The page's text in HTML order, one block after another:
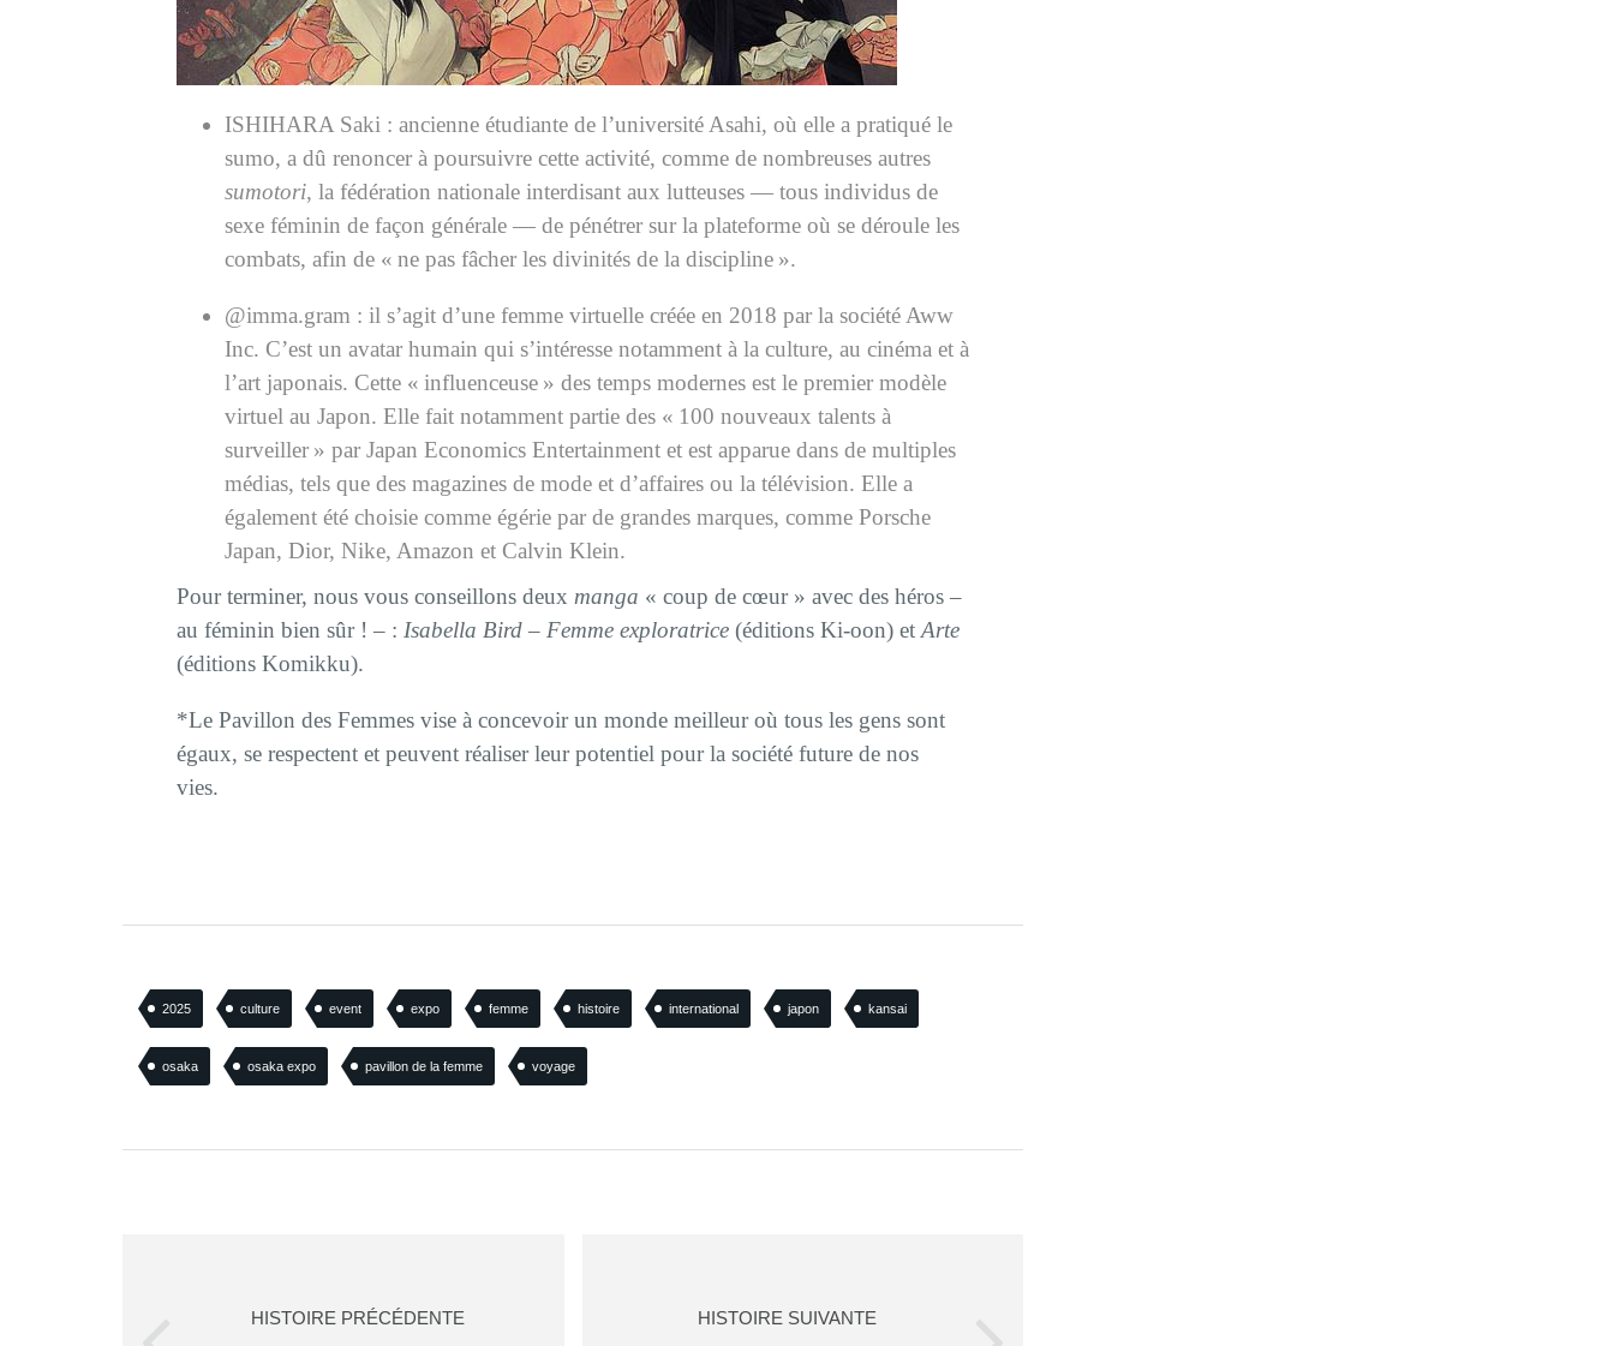
ISHIHARA Saki : ancienne étudiante de l’université Asahi, où elle a pratiqué le
sumo, a dû renoncer à poursuivre cette activité, comme de nombreuses autres
sumotori, la fédération nationale interdisant aux lutteuses — tous individus de
sexe féminin de façon générale — de pénétrer sur la plateforme où se déroule les
combats, afin de « ne pas fâcher les divinités de la discipline ».
@imma.gram : il s’agit d’une femme virtuelle créée en 2018 par la société Aww
Inc. C’est un avatar humain qui s’intéresse notamment à la culture, au cinéma et à
l’art japonais. Cette « influenceuse » des temps modernes est le premier modèle
virtuel au Japon. Elle fait notamment partie des « 100 nouveaux talents à
surveiller » par Japan Economics Entertainment et est apparue dans de multiples
médias, tels que des magazines de mode et d’affaires ou la télévision. Elle a
également été choisie comme égérie par de grandes marques, comme Porsche
Japan, Dior, Nike, Amazon et Calvin Klein.
Pour terminer, nous vous conseillons deux manga « coup de cœur » avec des héros –
au féminin bien sûr ! – : Isabella Bird – Femme exploratrice (éditions Ki-oon) et Arte
(éditions Komikku).
*Le Pavillon des Femmes vise à concevoir un monde meilleur où tous les gens sont
égaux, se respectent et peuvent réaliser leur potentiel pour la société future de nos
vies.
2025 culture event expo femme histoire international japon kansai
osaka osaka expo pavillon de la femme voyage
HISTOIRE PRÉCÉDENTE HISTOIRE SUIVANTE